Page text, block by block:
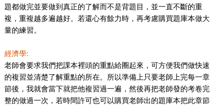
題都做完並要做到真正的了解而不是背題目，並一直不斷的重
複，重複越多遍越好。若還心有餘力時，再考慮購買題庫本做大
量的練習。
經濟學:
老師會要求我們把課本裡頭的重點給圈起來，可方便我們做快速
的複習並清楚了解重點的所在。所以準備上只要老師上完每一章
節後，我就會當下就把他複習過一遍，然後再把老師發的考卷完
整的做過一次，若時間許可也可以購買老師出的題庫本把此章節